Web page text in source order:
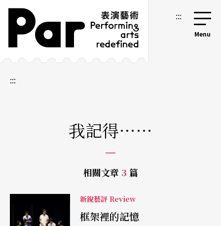
跳到主要內容區塊
網站導覽 :::
:::
我記得……
相關文章 3 篇
新銳藝評 Review
框架裡的記憶